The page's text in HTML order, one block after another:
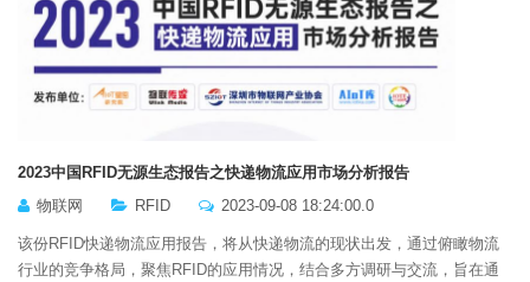
2023中国RFID无源生态报告之快递物流应用市场分析报告
物联网
RFID 2023-09-08 18:24:00.0
该份RFID快递物流应用报告，将从快递物流的现状出发，通过俯瞰物流
行业的竞争格局，聚焦RFID的应用情况，结合多方调研与交流，旨在通